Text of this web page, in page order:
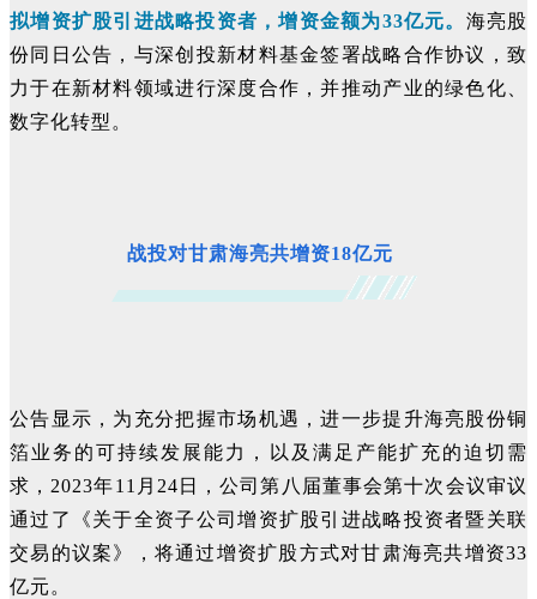
拟增资扩股引进战略投资者，增资金额为33亿元。 海亮股
份同日公告，与深创投新材料基金签署战略合作协议，致
力于在新材料领域进行深度合作，并推动产业的绿色化、
数字化转型。
战投对甘肃海亮共增资18亿元
公告显示，为充分把握市场机遇，进一步提升海亮股份铜
箔业务的可持续发展能力，以及满足产能扩充的迫切需
求，2023年11月24日，公司第八届董事会第十次会议审议
通过了《关于全资子公司增资扩股引进战略投资者暨关联
交易的议案》，将通过增资扩股方式对甘肃海亮共增资33
亿元。